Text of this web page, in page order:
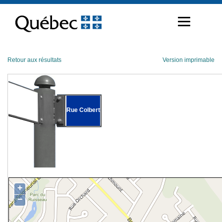
contenu
Retour aux résultats Version imprimable
Rue Colbert
+
−